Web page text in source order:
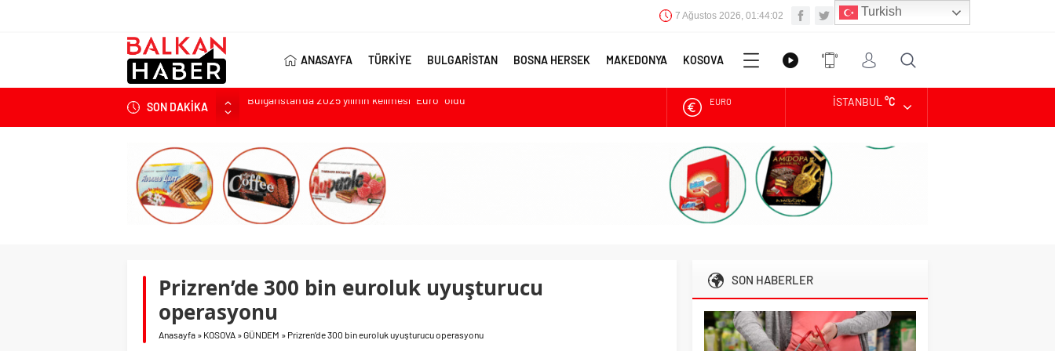
7 Ağustos 2026, 01:44:03
ANASAYFA TÜRKİYE BULGARİSTAN BOSNA HERSEK MAKEDONYA KOSOVA
SON DAKİKA
Bulgaristan’dan İspanya’ya destek
Varna’da grip salgını alarmı: Okullarda eğitime ara verildi
Bulgaristan’da hükümet kurma sürecinde son deneme
Bulgaristan’da Emeklilikten Sonra Çalışan Sayısı Artıyor
Bulgaristan’da 2025 yılının kelimesi “Euro” oldu
EURO
DOLAR
İSTANBUL °C
Prizren’de 300 bin euroluk uyuşturucu
operasyonu
Anasayfa » KOSOVA »GÜNDEM » Prizren’de 300 bin euroluk uyuşturucu operasyonu
SON HABERLER
Turkish